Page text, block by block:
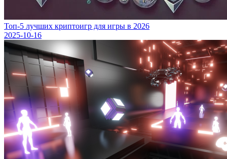
Топ-5 лучших криптоигр для игры в 2026
2025-10-16